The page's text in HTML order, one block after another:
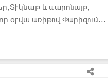
և պարոնայք,
օրվա առիթով Փարիզում...